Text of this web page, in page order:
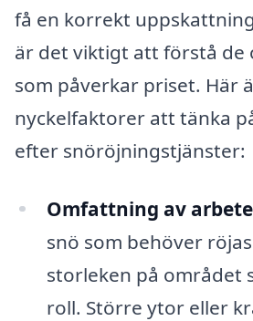
få en korrekt
är det viktigt att förstå de
som påverkar priset. Här
nyckelfaktorer att tänka
efter snöröjningstjänster:
Omfattning av
snö som behöver
storleken på området
roll. Större ytor eller